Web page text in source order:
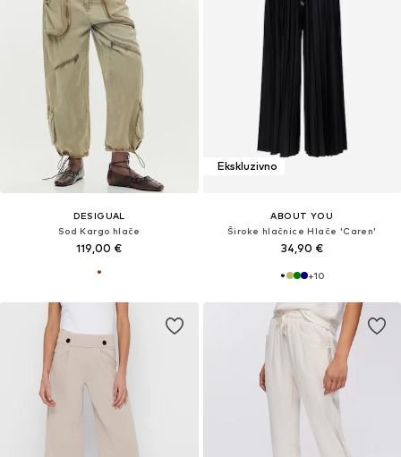
DESIGUAL
Sod Kargo hlače
119,00 €
Ekskluzivno
ABOUT YOU
Široke hlačnice Hlače 'Caren'
34,90 €
+10